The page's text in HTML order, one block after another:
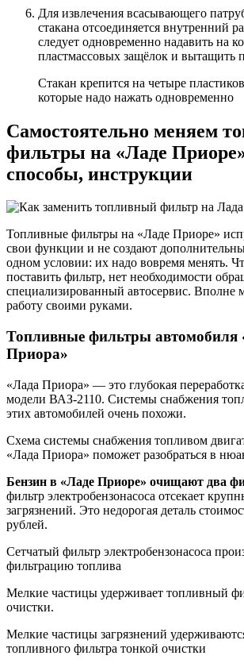
Для извлечения всасывающего
стакана отсоединяется внутренний
следует одновременно надавить на
пластмассовых защёлок и вытащить
Стакан крепится на четыре
которые надо нажать одновременно
Самостоятельно меняем
фильтры на «Ладе
способы, инструкции
Топливные фильтры на «Ладе Приоре»
свои функции и не создают
одном условии: их надо вовремя менять.
поставить фильтр, нет необходимости
специализированный автосервис. Вполне
работу своими руками.
Топливные фильтры автомобиля
Приора»
«Лада Приора» — это глубокая
модели ВАЗ-2110. Системы снабжения
этих автомобилей очень похожи.
Схема системы снабжения топливом
«Лада Приора» поможет разобраться в
Бензин в «Ладе Приоре» очищают два
фильтр электробензонасоса отсекает
загрязнений. Это недорогая деталь
рублей.
Сетчатый фильтр электробензонасоса
фильтрацию топлива
Мелкие частицы удерживает топливный
очистки.
Мелкие частицы загрязнений
топливного фильтра тонкой очистки